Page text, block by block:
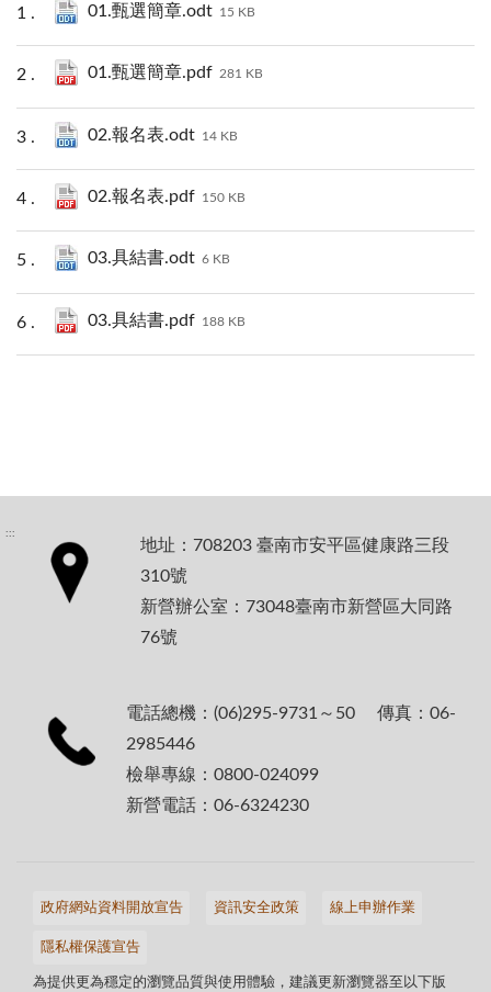
01.甄選簡章.odt 15 KB
01.甄選簡章.pdf 281 KB
02.報名表.odt 14 KB
02.報名表.pdf 150 KB
03.具結書.odt 6 KB
03.具結書.pdf 188 KB
:::
地址：708203 臺南市安平區健康路三段
310號
新營辦公室：73048臺南市新營區大同路
76號
電話總機：(06)295-9731～50 傳真：06-
2985446
檢舉專線：0800-024099
新營電話：06-6324230
政府網站資料開放宣告 資訊安全政策 線上申辦作業
隱私權保護宣告
為提供更為穩定的瀏覽品質與使用體驗，建議更新瀏覽器至以下版